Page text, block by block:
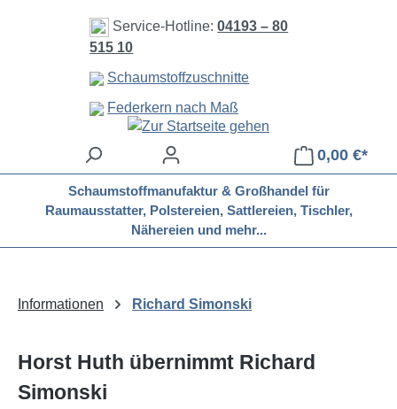
Zum Hauptinhalt springen
Service-Hotline:04193 – 80
515 10
Schaumstoffzuschnitte
Federkern nach Maß
0,00 €*
Schaumstoffmanufaktur & Großhandel für
Raumausstatter, Polstereien, Sattlereien, Tischler,
Nähereien und mehr...
Informationen Richard Simonski
Horst Huth übernimmt Richard
Simonski